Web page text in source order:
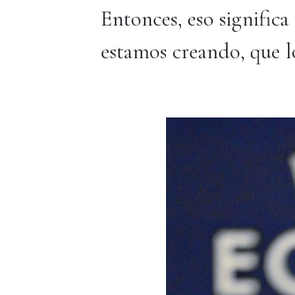
Entonces, eso
estamos creando, que